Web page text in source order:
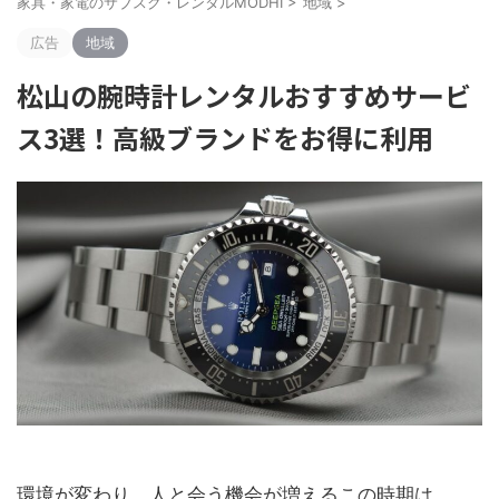
広告 地域
松山の腕時計レンタルおすすめサービ
ス3選！高級ブランドをお得に利用